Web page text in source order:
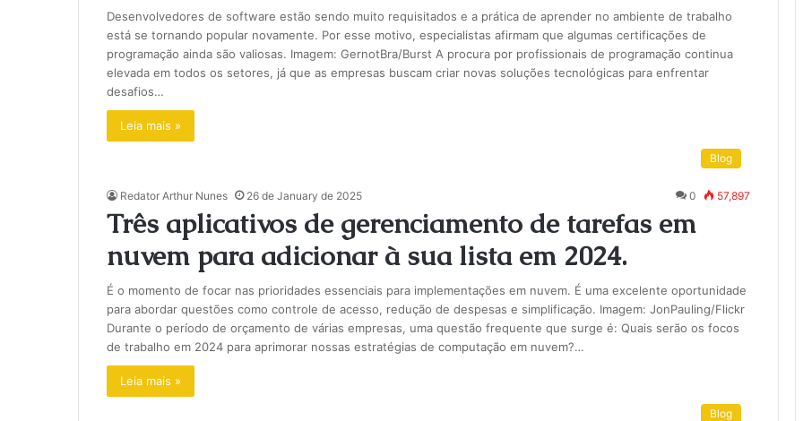
Desenvolvedores de software estão sendo muito requisitados e a prática de aprender no ambiente de trabalho
está se tornando popular novamente. Por esse motivo, especialistas afirmam que algumas certificações de
programação ainda são valiosas. Imagem: GernotBra/Burst A procura por profissionais de programação continua
elevada em todos os setores, já que as empresas buscam criar novas soluções tecnológicas para enfrentar
desafios…
Leia mais »
Blog
Redator Arthur Nunes 26 de January de 2025 0 57,897
Três aplicativos de gerenciamento de tarefas em
nuvem para adicionar à sua lista em 2024.
É o momento de focar nas prioridades essenciais para implementações em nuvem. É uma excelente oportunidade
para abordar questões como controle de acesso, redução de despesas e simplificação. Imagem: JonPauling/Flickr
Durante o período de orçamento de várias empresas, uma questão frequente que surge é: Quais serão os focos
de trabalho em 2024 para aprimorar nossas estratégias de computação em nuvem?…
Leia mais »
Blog